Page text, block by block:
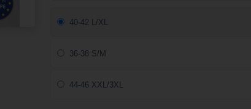
40-42 L/XL
36-38 S/M
44-46 XXL/3XL